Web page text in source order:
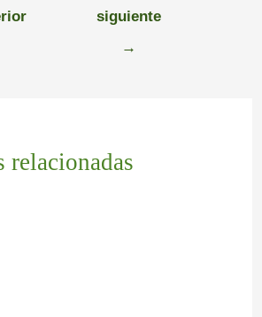
siguiente
→
relacionadas